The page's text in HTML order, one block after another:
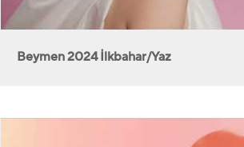
Beymen 2024 İlkbahar/Yaz